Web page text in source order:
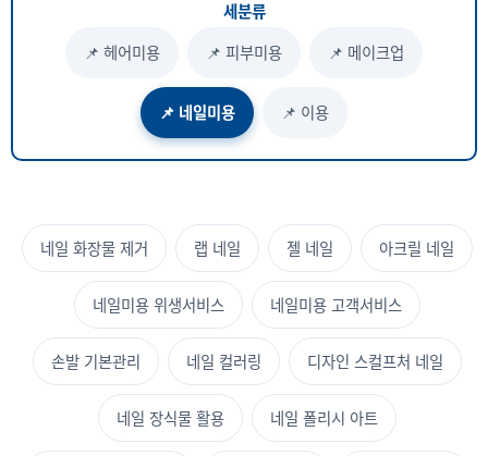
세분류
📌 헤어미용
📌 피부미용 📌 메이크업
📌 네일미용 📌 이용
네일 화장물 제거 랩 네일 젤 네일 아크릴 네일
네일미용 위생서비스 네일미용 고객서비스
손발 기본관리 네일 컬러링 디자인 스컬프처 네일
네일 장식물 활용 네일 폴리시 아트